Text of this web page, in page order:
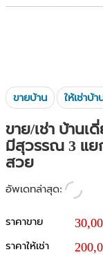
ขายบ้าน ให้เช่าบ้า
ขาย/เช่า บ้าน
มีสุวรรณ 3 แย
สวย
อัพเดทล่าสุด:
ราคาขาย
ราคาให้เช่า